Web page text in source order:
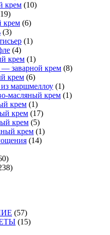
крем (10)
крем (6)
(3)
(1)
(4)
крем (1)
заварной крем (8)
крем (6)
маршмеллоу (1)
масляный крем (1)
крем (1)
крем (17)
крем (5)
крем (1)
(14)
(57)
(15)